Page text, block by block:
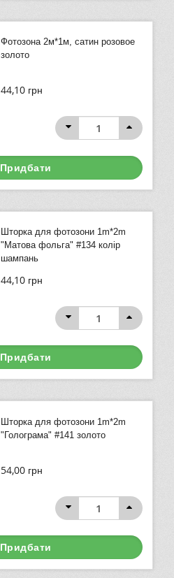
Фотозона 2м*1м, сатин розовое
золото
44,10 грн
Придбати
Шторка для фотозони 1m*2m
"Матова фольга" #134 колір
шампань
44,10 грн
Придбати
Шторка для фотозони 1m*2m
"Голограма" #141 золото
54,00 грн
Придбати